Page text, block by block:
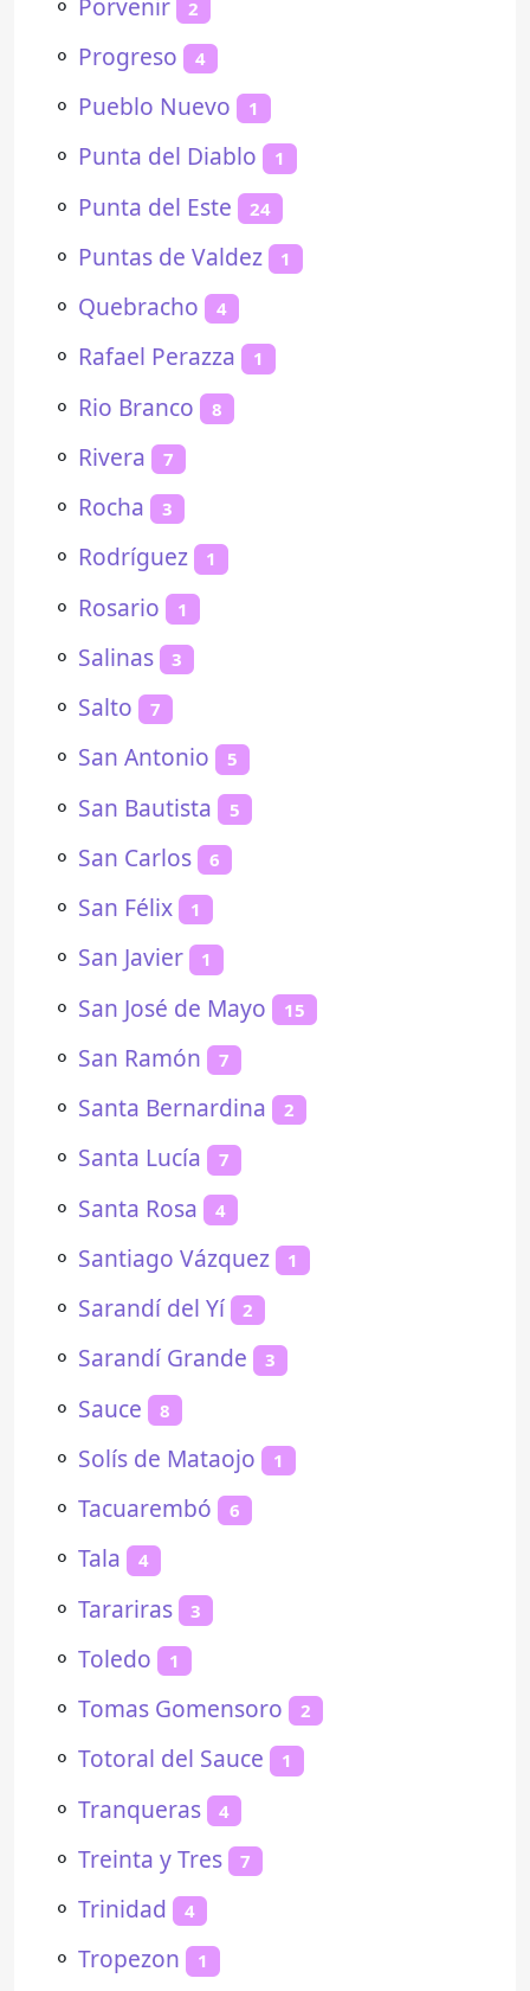
2
⚬ Progreso 4
⚬ Pueblo Nuevo 1
⚬ Punta del Diablo 1
⚬ Punta del Este 24
⚬ Puntas de Valdez 1
⚬ Quebracho 4
⚬ Rafael Perazza 1
⚬ Rio Branco 8
⚬ Rivera 7
⚬ Rocha 3
⚬ Rodríguez 1
⚬ Rosario 1
⚬ Salinas 3
⚬ Salto 7
⚬ San Antonio 5
⚬ San Bautista 5
⚬ San Carlos 6
⚬ San Félix 1
⚬ San Javier 1
⚬ San José de Mayo 15
⚬ San Ramón 7
⚬ Santa Bernardina 2
⚬ Santa Lucía 7
⚬ Santa Rosa 4
⚬ Santiago Vázquez 1
⚬ Sarandí del Yí 2
⚬ Sarandí Grande 3
⚬ Sauce 8
⚬ Solís de Mataojo 1
⚬ Tacuarembó 6
⚬ Tala 4
⚬ Tarariras 3
⚬ Toledo 1
⚬ Tomas Gomensoro 2
⚬ Totoral del Sauce 1
⚬ Tranqueras 4
⚬ Treinta y Tres 7
⚬ Trinidad 4
⚬ Tropezon 1